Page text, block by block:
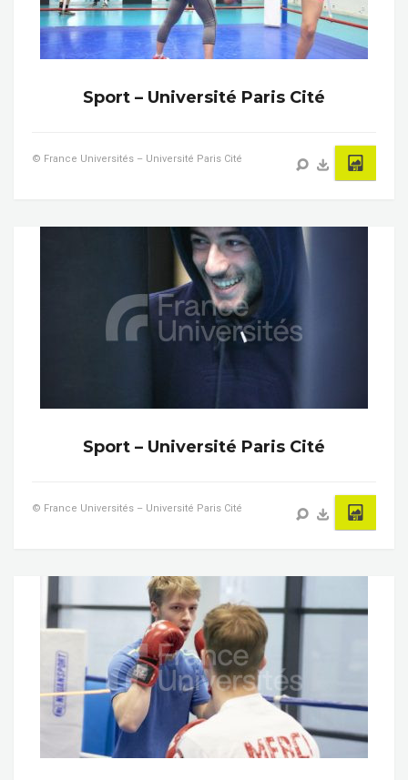
Sport – Université Paris Cité
© France Universités – Université Paris Cité
Sport – Université Paris Cité
© France Universités – Université Paris Cité